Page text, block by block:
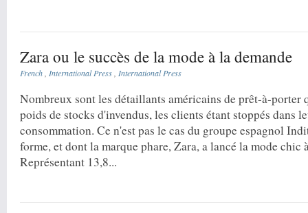
Zara ou le succès de la mode à la demande
French International Press International Press
Nombreux sont les détaillants américains de prêt-à-porter
poids de stocks d'invendus, les clients étant stoppés dans
consommation. Ce n'est pas le cas du groupe espagnol
forme, et dont la marque phare, Zara, a lancé la mode chic
Représentant 13,8...